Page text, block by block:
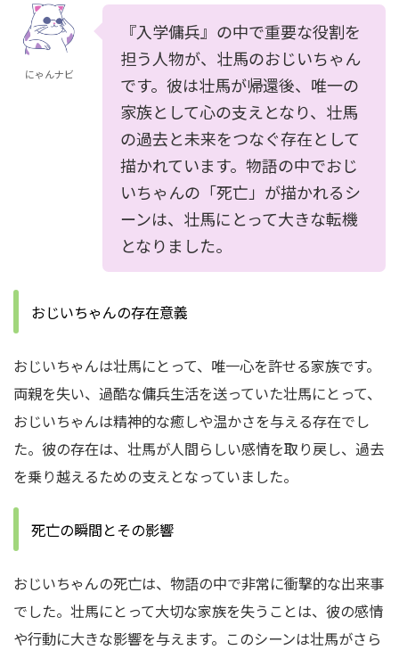
にゃんナビ
『入学傭兵』の中で重要な役割を
担う人物が、壮馬のおじいちゃん
です。彼は壮馬が帰還後、唯一の
家族として心の支えとなり、壮馬
の過去と未来をつなぐ存在として
描かれています。物語の中でおじ
いちゃんの「死亡」が描かれるシ
ーンは、壮馬にとって大きな転機
となりました。
おじいちゃんの存在意義
おじいちゃんは壮馬にとって、唯一心を許せる家族です。
両親を失い、過酷な傭兵生活を送っていた壮馬にとって、
おじいちゃんは精神的な癒しや温かさを与える存在でし
た。彼の存在は、壮馬が人間らしい感情を取り戻し、過去
を乗り越えるための支えとなっていました。
死亡の瞬間とその影響
おじいちゃんの死亡は、物語の中で非常に衝撃的な出来事
でした。壮馬にとって大切な家族を失うことは、彼の感情
や行動に大きな影響を与えます。このシーンは壮馬がさら